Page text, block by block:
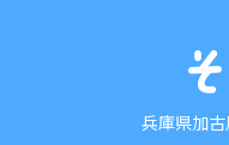
兵庫県加